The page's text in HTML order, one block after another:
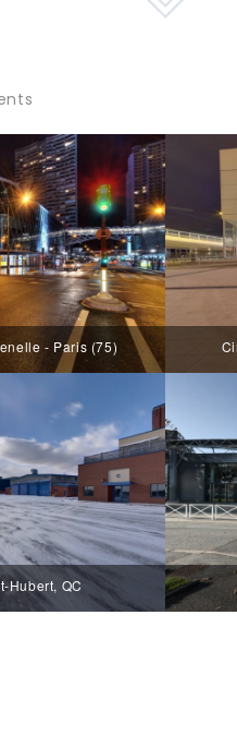
- Paris (75)
Hubert, QC